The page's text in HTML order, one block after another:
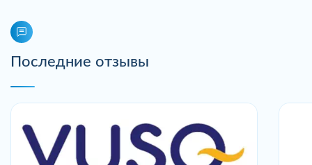
Последние отзывы